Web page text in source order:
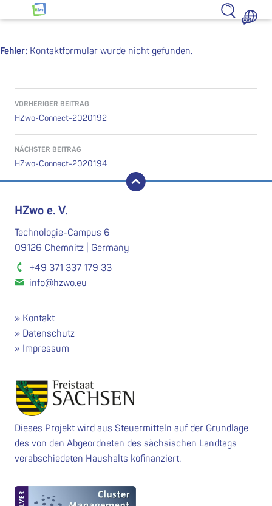
Zum Inhalt springen
HZwo – Antrieb für Sachsen
Fehler: Kontaktformular wurde nicht gefunden.
VORHERIGER BEITRAG
HZwo-Connect-2020192
NÄCHSTER BEITRAG
HZwo-Connect-2020194
nach oben
HZwo e. V.
Technologie-Campus 6
09126 Chemnitz | Germany
+49 371 337 179 33
info@hzwo.eu
Kontakt
Datenschutz
Impressum
Dieses Projekt wird aus Steuermitteln auf der Grundlage
des von den Abgeordneten des sächsischen Landtags
verabschiedeten Haushalts kofinanziert.